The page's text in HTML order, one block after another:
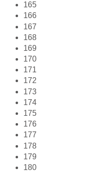
165
166
167
168
169
170
171
172
173
174
175
176
177
178
179
180